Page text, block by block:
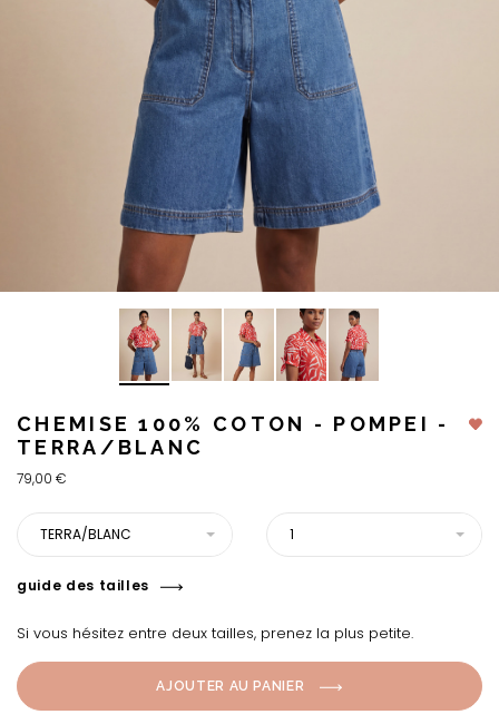
CHEMISE 100% COTON - POMPEI -
TERRA/BLANC
79,00 €
TERRA/BLANC 1
guide des tailles
Si vous hésitez entre deux tailles, prenez la plus petite.
AJOUTER AU PANIER